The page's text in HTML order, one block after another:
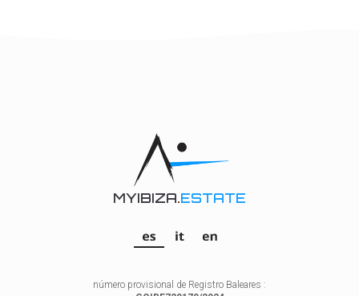
MYIBIZA.ESTATE
número provisional de Registro Baleares :